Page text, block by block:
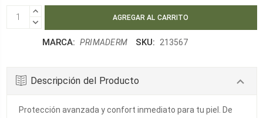
AUMENTAR
CANTIDAD:
DISMINUIR
MARCA: PRIMADERM SKU: 213567
Descripción del Producto
Protección avanzada y confort inmediato para tu piel. De